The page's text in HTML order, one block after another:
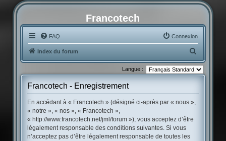
Francotech
FAQ Connexion
Index du forum
e
c
Langue :
Francotech - Enregistrement
En accédant à « Francotech » (désigné ci-après par « nous »,
« notre », « nos », « Francotech »,
« http://www.francotech.net/jml/forum »), vous acceptez d’être
légalement responsable des conditions suivantes. Si vous
n’acceptez pas d’être légalement responsable de toutes les